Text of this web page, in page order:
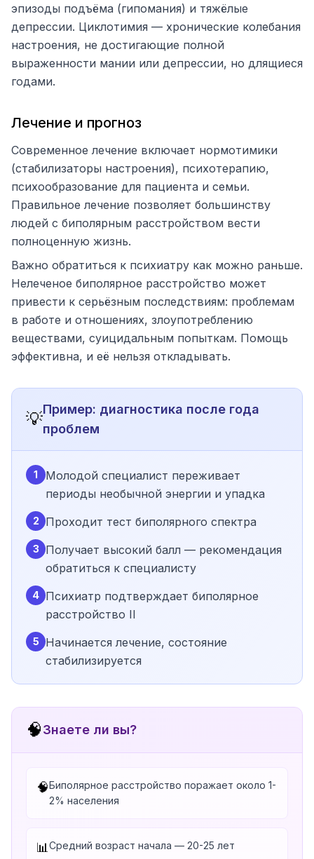
эпизоды подъёма (гипомания) и тяжёлые
депрессии. Циклотимия — хронические колебания
настроения, не достигающие полной
выраженности мании или депрессии, но длящиеся
годами.
Лечение и прогноз
Современное лечение включает нормотимики
(стабилизаторы настроения), психотерапию,
психообразование для пациента и семьи.
Правильное лечение позволяет большинству
людей с биполярным расстройством вести
полноценную жизнь.
Важно обратиться к психиатру как можно раньше.
Нелеченое биполярное расстройство может
привести к серьёзным последствиям: проблемам
в работе и отношениях, злоупотреблению
веществами, суицидальным попыткам. Помощь
эффективна, и её нельзя откладывать.
💡Пример: диагностика после года
проблем
1
Молодой специалист переживает
периоды необычной энергии и упадка
2 Проходит тест биполярного спектра
3
Получает высокий балл — рекомендация
обратиться к специалисту
4 Психиатр подтверждает биполярное
расстройство II
5
Начинается лечение, состояние
стабилизируется
🧠Знаете ли вы?
🧠Биполярное расстройство поражает около 1-
2% населения
📊 Средний возраст начала — 20-25 лет